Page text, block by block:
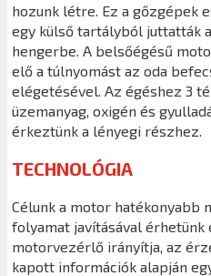
hozunk létre. Ez a gőzgépek
egy külső tartályból juttatták
hengerbe. A belsőégésű
elő a túlnyomást az oda
elégetésével. Az égéshez 3
üzemanyag, oxigén és
érkeztünk a lényegi részhez.
TECHNOLÓGIA
Célunk a motor hatékonyabb
folyamat javításával érhetünk
motorvezérlő irányítja, az
kapott információk alapján